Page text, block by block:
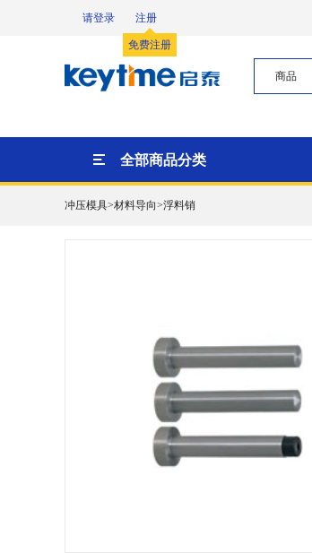
请登录 注册
免费注册
商品
全部商品分类
冲压模具>材料导向>浮料销